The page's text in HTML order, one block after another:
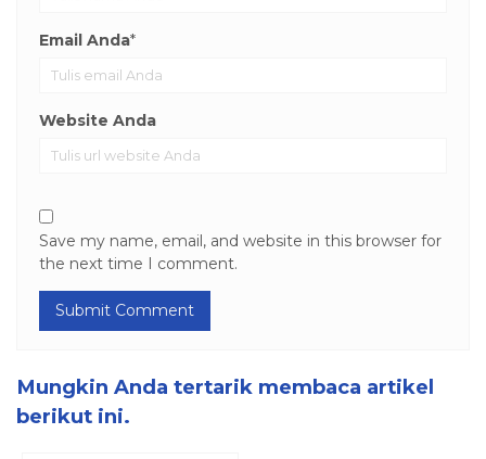
Email Anda*
Website Anda
Save my name, email, and website in this browser for
the next time I comment.
Mungkin Anda tertarik membaca artikel
berikut ini.